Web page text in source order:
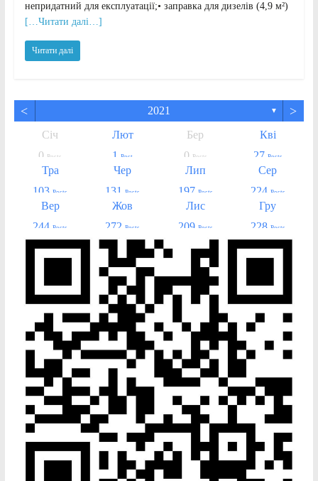
непридатний для експлуатації;• заправка для дизелів (4,9 м²)
[…Читати далі…]
Читати далі
< 2021 ▼ >
Січ
0 Posts
Лют
1
Post
Бер
0 Posts
Кві
27 Posts
Тра
103 Posts
Чер
131
Posts
Лип
197 Posts
Сер
224 Posts
Вер
244 Posts
Жов
272 Posts
Лис
209 Posts
Гру
228 Posts